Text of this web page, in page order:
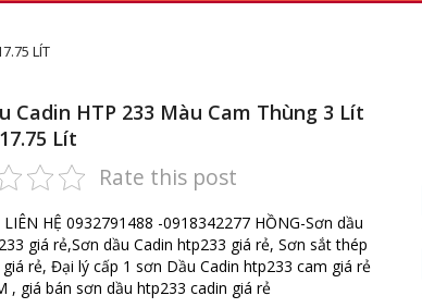
LÍT
Cadin HTP 233 Màu Cam Thùng 3 Lít
Lít
Rate this post
LIÊN HỆ 0932791488 -0918342277 HỒNG-Sơn dầu
giá rẻ,Sơn dầu Cadin htp233 giá rẻ, Sơn sắt thép
rẻ, Đại lý cấp 1 sơn Dầu Cadin htp233 cam giá rẻ
, giá bán sơn dầu htp233 cadin giá rẻ